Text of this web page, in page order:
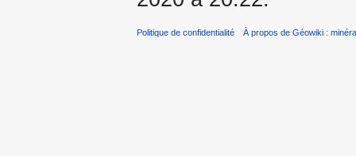
Politique de confidentialité À propos de Géowiki :